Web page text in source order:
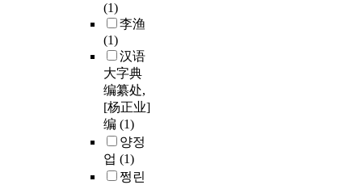
(1)
李渔
(1)
汉语
大字典
编纂处,
[杨正业]
编 (1)
양정
업 (1)
쩡린